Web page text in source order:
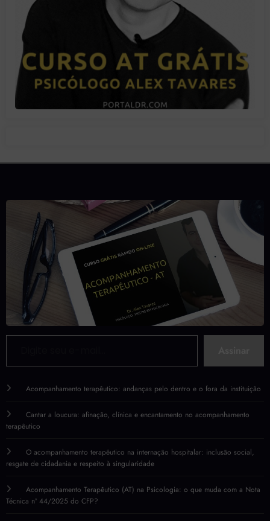
Digite seu e-mail…
Acompanhamento terapêutico: andanças pelo dentro e o fora da instituição
Cantar a loucura: afinação, clínica e encantamento no acompanhamento
terapêutico
O acompanhamento terapêutico na internação hospitalar: inclusão social,
resgate de cidadania e respeito à singularidade
Acompanhamento Terapêutico (AT) na Psicologia: o que muda com a Nota
Técnica nº 44/2025 do CFP?